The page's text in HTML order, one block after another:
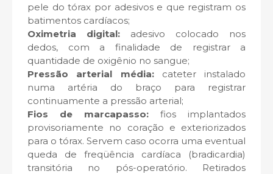
pele do tórax por adesivos e que registram os
batimentos cardíacos;
Oximetria digital: adesivo colocado nos
dedos, com a finalidade de registrar a
quantidade de oxigênio no sangue;
Pressão arterial média:cateter instalado
numa artéria do braço para registrar
continuamente a pressão arterial;
Fios de marcapasso: fios implantados
provisoriamente no coração e exteriorizados
para o tórax. Servem caso ocorra uma eventual
queda de freqüência cardíaca (bradicardia)
transitória no pós-operatório. Retirados